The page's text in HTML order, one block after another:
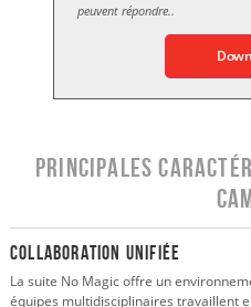
peuvent répondre..
Principales
Collaboration unifiée
La suite No Magic offre un
équipes multidisciplinaires travaillent